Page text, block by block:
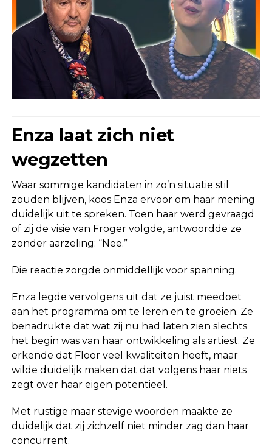
Enza laat zich niet
wegzetten
Waar sommige kandidaten in zo’n situatie stil
zouden blijven, koos Enza ervoor om haar mening
duidelijk uit te spreken. Toen haar werd gevraagd
of zij de visie van Froger volgde, antwoordde ze
zonder aarzeling: “Nee.”
Die reactie zorgde onmiddellijk voor spanning.
Enza legde vervolgens uit dat ze juist meedoet
aan het programma om te leren en te groeien. Ze
benadrukte dat wat zij nu had laten zien slechts
het begin was van haar ontwikkeling als artiest. Ze
erkende dat Floor veel kwaliteiten heeft, maar
wilde duidelijk maken dat dat volgens haar niets
zegt over haar eigen potentieel.
Met rustige maar stevige woorden maakte ze
duidelijk dat zij zichzelf niet minder zag dan haar
concurrent.